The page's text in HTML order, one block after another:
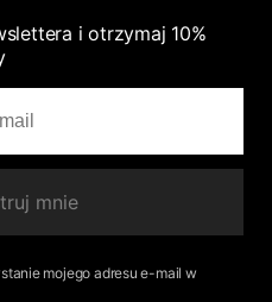
i otrzymaj 10%
mnie
mojego adresu e-mail w